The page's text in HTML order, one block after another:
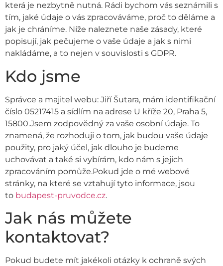
která je nezbytně nutná. Rádi bychom vás seznámili s
tím, jaké údaje o vás zpracováváme, proč to děláme a
jak je chráníme. Níže naleznete naše zásady, které
popisují, jak pečujeme o vaše údaje a jak s nimi
nakládáme, a to nejen v souvislosti s GDPR.
Kdo jsme
Správce a majitel webu: Jiří Šutara, mám identifikační
číslo 05217415 a sídlím na adrese U kříže 20, Praha 5,
15800.Jsem zodpovědný za vaše osobní údaje. To
znamená, že rozhoduji o tom, jak budou vaše údaje
použity, pro jaký účel, jak dlouho je budeme
uchovávat a také si vybírám, kdo nám s jejich
zpracováním pomůže.Pokud jde o mé webové
stránky, na které se vztahují tyto informace, jsou
to budapest-pruvodce.cz.
Jak nás můžete
kontaktovat?
Pokud budete mít jakékoli otázky k ochraně svých